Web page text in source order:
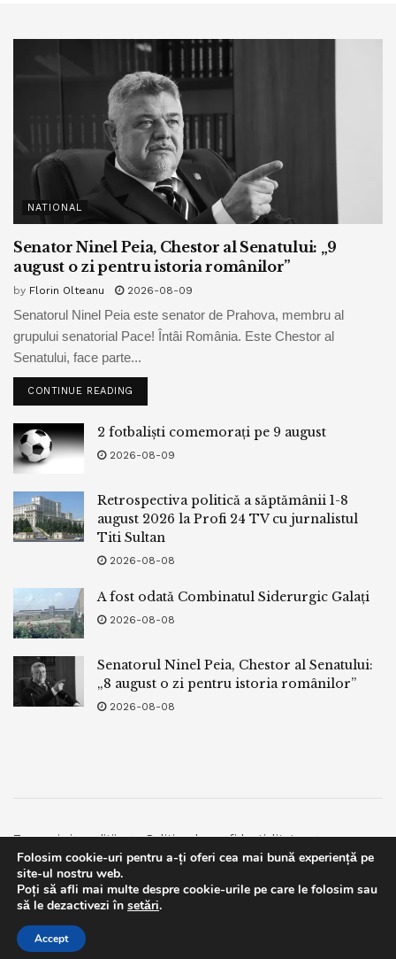
NATIONAL
Senator Ninel Peia, Chestor al Senatului: „9
august o zi pentru istoria românilor”
by Florin Olteanu 2026-08-09
Senatorul Ninel Peia este senator de Prahova, membru al
grupului senatorial Pace! Întâi România. Este Chestor al
Senatului, face parte...
CONTINUE READING
2 fotbaliști comemorați pe 9 august
2026-08-09
Retrospectiva politică a săptămânii 1-8
august 2026 la Profi 24 TV cu jurnalistul
Titi Sultan
2026-08-08
A fost odată Combinatul Siderurgic Galați
2026-08-08
Senatorul Ninel Peia, Chestor al Senatului:
„8 august o zi pentru istoria românilor”
2026-08-08
Termeni si conditii
Politica de confidentialitate
Facebook
Contact
© 2019bpnews- Business & Politics Newsbpnews.
Folosim cookie-uri pentru a-ți oferi cea mai bună experiență pe
site-ul nostru web.
Poți să afli mai multe despre cookie-urile pe care le folosim sau
să le dezactivezi în setări.
Accept
This website uses GDPR cookies. By continuing to use this
website you are giving consent to cookies being used. Visit our
Privacy and Cookie Policy